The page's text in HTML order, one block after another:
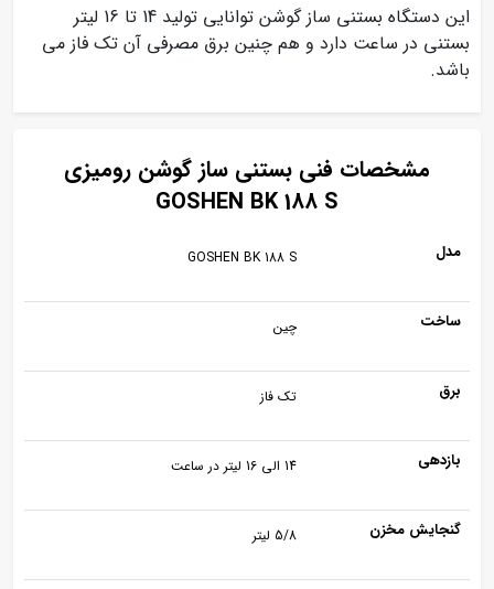
این دستگاه بستنی ساز گوشن توانایی تولید 14 تا 16 لیتر
بستنی در ساعت دارد و هم چنین برق مصرفی آن تک فاز می
باشد.
مشخصات فنی بستنی ساز گوشن رومیزی
GOSHEN BK 188 S
مدل GOSHEN BK 188 S
ساخت چین
برق تک فاز
بازدهی 14 الی 16 لیتر در ساعت
گنجایش مخزن 5/8 لیتر